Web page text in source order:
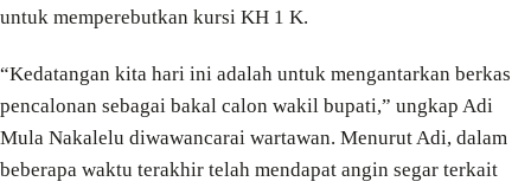
untuk memperebutkan kursi KH 1 K.
“Kedatangan kita hari ini adalah untuk mengantarkan berkas
pencalonan sebagai bakal calon wakil bupati,” ungkap Adi
Mula Nakalelu diwawancarai wartawan. Menurut Adi, dalam
beberapa waktu terakhir telah mendapat angin segar terkait